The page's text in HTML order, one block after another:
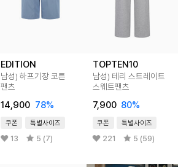
EDITION
남성) 하프기장 코튼
팬츠
14,900 78%
쿠폰 특별사이즈
13 5 (7)
TOPTEN10
남성) 테리 스트레이트
스웨트팬츠
7,900 80%
쿠폰 특별사이즈
221 5 (59)